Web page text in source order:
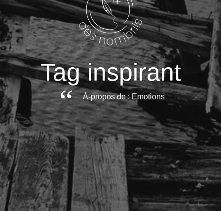
Tag inspirant
À-propos de : Emotions